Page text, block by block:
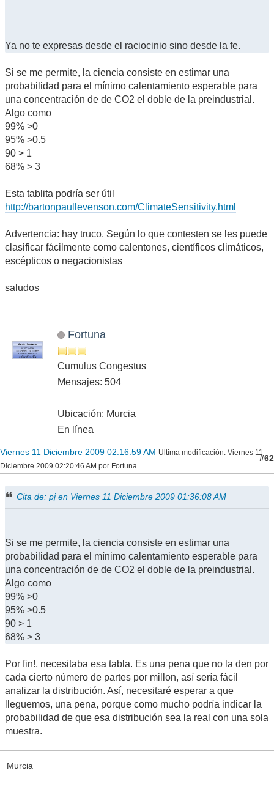
Ya no te expresas desde el raciocinio sino desde la fe.
Si se me permite, la ciencia consiste en estimar una
probabilidad para el mínimo calentamiento esperable para
una concentración de de CO2 el doble de la preindustrial.
Algo como
99% >0
95% >0.5
90 > 1
68% > 3
Esta tablita podría ser útil
http://bartonpaullevenson.com/ClimateSensitivity.html
Advertencia: hay truco. Según lo que contesten se les puede
clasificar fácilmente como calentones, científicos climáticos,
escépticos o negacionistas
saludos
Fortuna
Cumulus Congestus
Mensajes: 504
Ubicación: Murcia
En línea
Viernes 11 Diciembre 2009 02:16:59 AM Ultima modificación: Viernes 11
Diciembre 2009 02:20:46 AM por Fortuna
#62
Cita de: pj en Viernes 11 Diciembre 2009 01:36:08 AM
Si se me permite, la ciencia consiste en estimar una
probabilidad para el mínimo calentamiento esperable para
una concentración de de CO2 el doble de la preindustrial.
Algo como
99% >0
95% >0.5
90 > 1
68% > 3
Por fin!, necesitaba esa tabla. Es una pena que no la den por
cada cierto número de partes por millon, así sería fácil
analizar la distribución. Así, necesitaré esperar a que
lleguemos, una pena, porque como mucho podría indicar la
probabilidad de que esa distribución sea la real con una sola
muestra.
Murcia